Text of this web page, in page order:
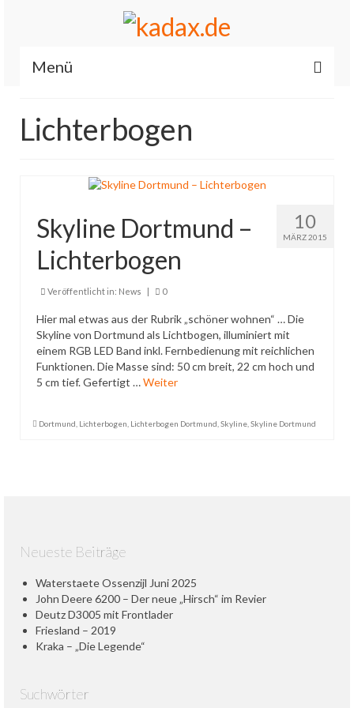
Menü
News
Allgemein
Es läuft…
Feuerwehr
Über mich
Datenschutzerklärung
Lichterbogen
10
MÄRZ 2015
Skyline Dortmund –
Lichterbogen
Veröffentlicht in: News 0
Hier mal etwas aus der Rubrik „schöner wohnen“ … Die
Skyline von Dortmund als Lichtbogen, illuminiert mit
einem RGB LED Band inkl. Fernbedienung mit reichlichen
Funktionen. Die Masse sind: 50 cm breit, 22 cm hoch und
5 cm tief. Gefertigt …Weiter
Dortmund Lichterbogen Lichterbogen Dortmund Skyline Skyline Dortmund
Neueste Beiträge
Waterstaete Ossenzijl Juni 2025
John Deere 6200 – Der neue „Hirsch“ im Revier
Deutz D3005 mit Frontlader
Friesland – 2019
Kraka – „Die Legende“
Suchwörter